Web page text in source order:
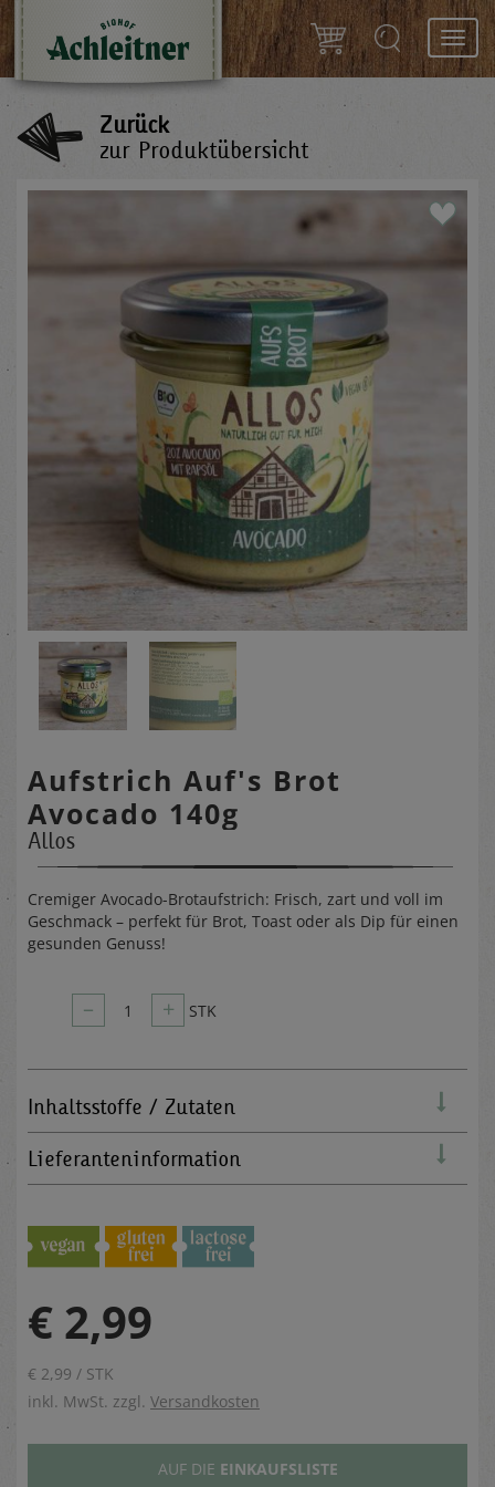
Zurück
zur Produktübersicht
Aufstrich Auf's Brot
Avocado 140g
Allos
Cremiger Avocado-Brotaufstrich: Frisch, zart und voll im
Geschmack – perfekt für Brot, Toast oder als Dip für einen
gesunden Genuss!
– 1 + STK
Inhaltsstoffe / Zutaten
Lieferanteninformation
€ 2,99
€ 2,99 / STK
inkl. MwSt. zzgl. Versandkosten
AUF DIE EINKAUFSLISTE